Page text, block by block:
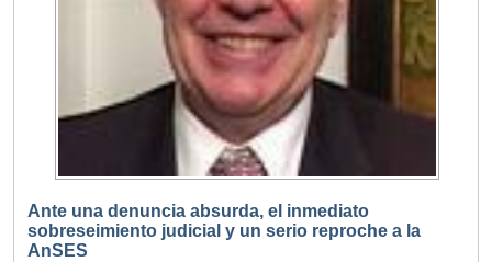
Ante una denuncia absurda, el inmediato
sobreseimiento judicial y un serio reproche a la
AnSES